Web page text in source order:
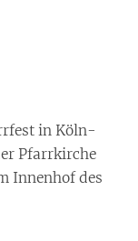
in Köln-
Pfarrkirche
Innenhof des